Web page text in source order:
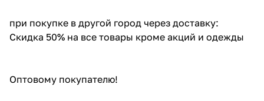
при покупке в другой город через доставку:
Скидка 50% на все товары кроме акций и одежды
Оптовому покупателю!